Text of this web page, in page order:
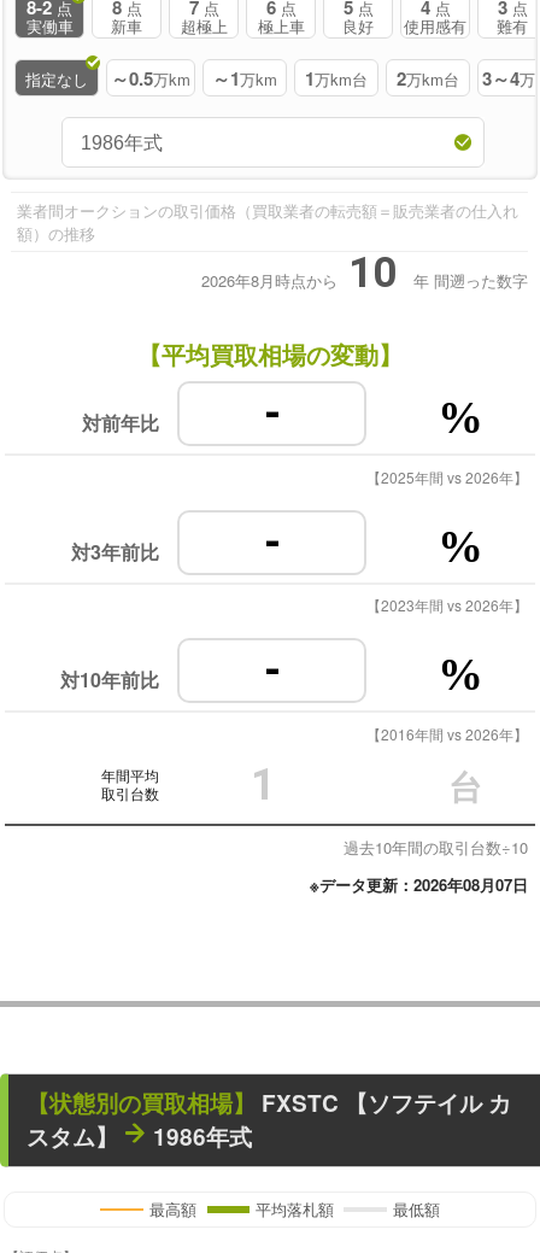
8-2 点
実働車
8 点
新車
7 点
超極上
6 点
極上車
5 点
良好
4 点
使用感有
3 点
難有
指定なし ～0.5万km ～1万km 1万km台 2万km台 3～4万
業者間オークションの取引価格（買取業者の転売額＝販売業者の仕入れ
額）の推移
2026年8月時点から 10 年 間遡った数字
【平均買取相場の変動】
対前年比 - %
【2025年間 vs 2026年】
対3年前比 - %
【2023年間 vs 2026年】
対10年前比 - %
【2016年間 vs 2026年】
年間平均
取引台数
1 台
過去10年間の取引台数÷10
※データ更新：2026年08月07日
【状態別の買取相場】
FXSTC 【ソフテイル カ
スタム】
1986年式
最高額 平均落札額 最低額